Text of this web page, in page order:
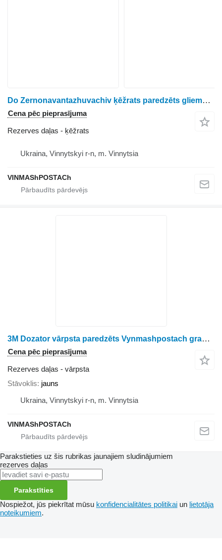
Do Zernonavantazhuvachiv ķēžrats paredzēts gliemežtransportiera
Cena pēc pieprasījuma
Rezerves daļas - ķēžrats
Ukraina, Vinnytskyi r-n, m. Vinnytsia
VINMAShPOSTACh
3M Dozator vārpsta paredzēts Vynmashpostach graudu izkliedētāja
Cena pēc pieprasījuma
Rezerves daļas - vārpsta
Stāvoklis jauns
Ukraina, Vinnytskyi r-n, m. Vinnytsia
VINMAShPOSTACh
Parakstieties uz šis rubrikas jaunajiem sludinājumiem
rezerves daļas
Parakstīties
Nospiežot, jūs piekrītat mūsu konfidencialitātes politikai un lietotāja
noteikumiem.